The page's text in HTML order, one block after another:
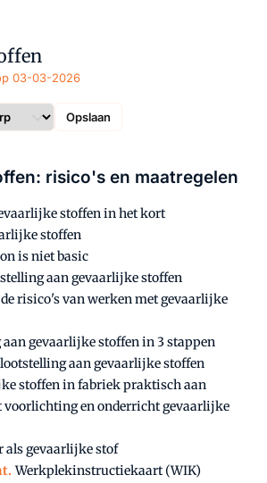
03-03-2026
Opslaan
risico's en maatregelen
stoffen in het kort
stoffen
is niet basic
aan gevaarlijke stoffen
risico's van werken met gevaarlijke
gevaarlijke stoffen in 3 stappen
aan gevaarlijke stoffen
stoffen in fabriek praktisch aan
voorlichting en onderricht gevaarlijke
als gevaarlijke stof
Werkplekinstructiekaart (WIK)